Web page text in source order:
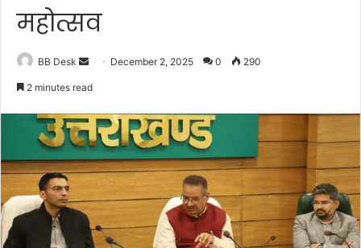
महोत्सव
BB Desk
e
d
a
n
e
a
December 2, 2025 0 290
2 minutes read